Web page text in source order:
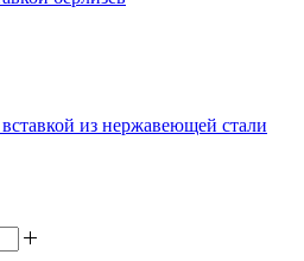
из нержавеющей стали